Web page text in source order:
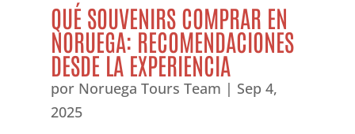
QUÉ SOUVENIRS COMPRAR EN
NORUEGA: RECOMENDACIONES
DESDE LA EXPERIENCIA
por Noruega Tours Team | Sep 4,
2025